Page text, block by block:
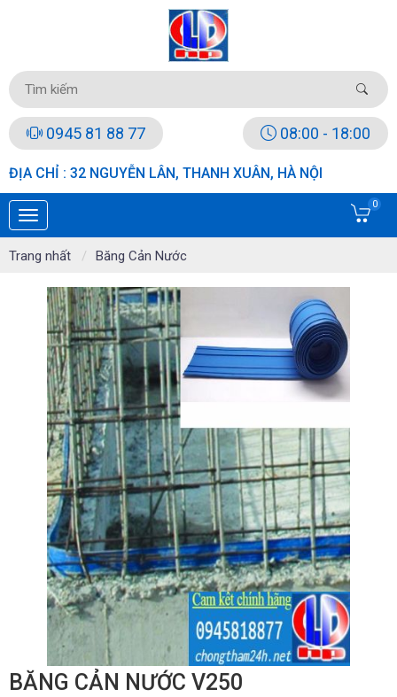
0945 81 88 77 08:00 - 18:00
ĐỊA CHỈ : 32 NGUYỄN LÂN, THANH XUÂN, HÀ NỘI
0
Trang nhất Băng Cản Nước
BĂNG CẢN NƯỚC V250